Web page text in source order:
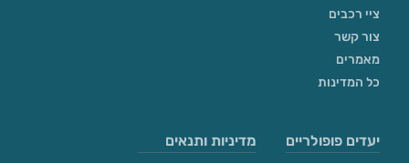
ציי רכבים
צור קשר
מאמרים
כל המדינות
יעדים פופולריים מדיניות ותנאים